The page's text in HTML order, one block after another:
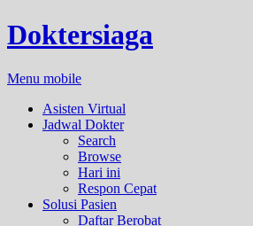
Doktersiaga
Menu mobile
Asisten Virtual
Jadwal Dokter
Search
Browse
Hari ini
Respon Cepat
Solusi Pasien
Daftar Berobat